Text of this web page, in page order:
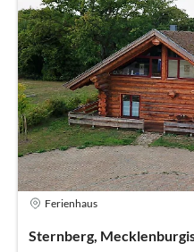
Ferienhaus
Sternberg,